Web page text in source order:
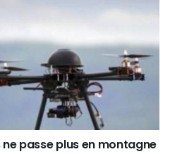
passe plus en montagne